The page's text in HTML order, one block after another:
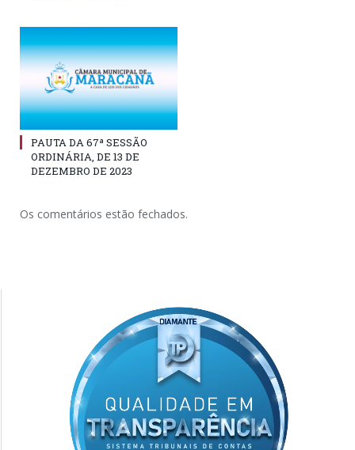
PAUTA DA 67ª SESSÃO
ORDINÁRIA, DE 13 DE
DEZEMBRO DE 2023
Os comentários estão fechados.